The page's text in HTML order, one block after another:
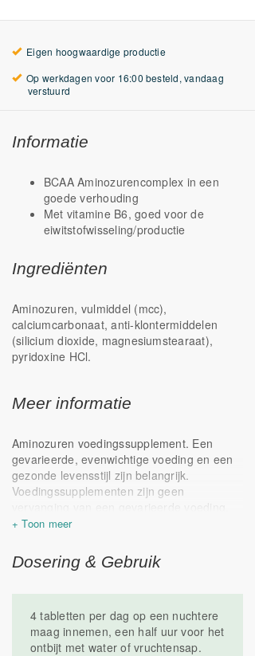
Eigen hoogwaardige productie
Op werkdagen voor 16:00 besteld, vandaag
verstuurd
Informatie
BCAA Aminozurencomplex in een
goede verhouding
Met vitamine B6, goed voor de
eiwitstofwisseling/productie
Ingrediënten
Aminozuren, vulmiddel (mcc),
calciumcarbonaat, anti-klontermiddelen
(silicium dioxide, magnesiumstearaat),
pyridoxine HCl.
Meer informatie
Aminozuren voedingssupplement. Een
gevarieerde, evenwichtige voeding en een
gezonde levensstijl zijn belangrijk.
Voedingssupplementen zijn geen
Dit voedingssupplement is niet geschikt
droog, donker bewaren. Geproduceerd in
Nederland.
Dosering & Gebruik
4 tabletten per dag op een nuchtere
maag innemen, een half uur voor het
ontbijt met water of vruchtensap.